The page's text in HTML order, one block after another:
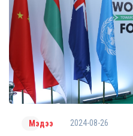
Мэдээ 2024-08-26